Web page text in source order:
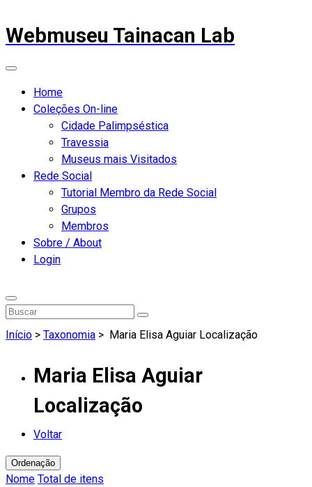
Webmuseu Tainacan Lab
Home
Coleções On-line
Cidade Palimpséstica
Travessia
Museus mais Visitados
Rede Social
Tutorial Membro da Rede Social
Grupos
Membros
Sobre / About
Login
Início > Taxonomia > Maria Elisa Aguiar Localização
Maria Elisa Aguiar
Localização
Voltar
Ordenação
Nome Total de itens